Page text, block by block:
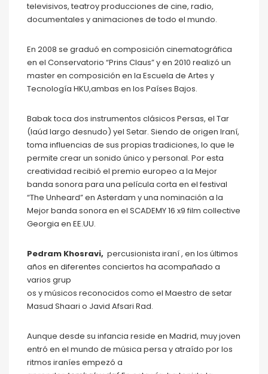
televisivos, teatroy producciones de cine, radio,
documentales y animaciones de todo el mundo.
En 2008 se graduó en composición cinematográfica
en el Conservatorio “Prins Claus” y en 2010 realizó un
master en composición en la Escuela de Artes y
Tecnología HKU,ambas en los Países Bajos.
Babak toca dos instrumentos clásicos Persas, el Tar
(laúd largo desnudo) yel Setar. Siendo de origen Iraní,
toma influencias de sus propias tradiciones, lo que le
permite crear un sonido único y personal. Por esta
creatividad recibió el premio europeo a la Mejor
banda sonora para una película corta en el festival
“The Unheard” en Asterdam y una nominación a la
Mejor banda sonora en el SCADEMY 16 x9 film collective
Georgia en EE.UU.
Pedram Khosravi, percusionista iraní , en los últimos
años en diferentes conciertos ha acompañado a
varios grup
os y músicos reconocidos como el Maestro de setar
Masud Shaari o Javid Afsari Rad.
Aunque desde su infancia reside en Madrid, muy joven
entró en el mundo de música persa y atraído por los
ritmos iraníes empezó a